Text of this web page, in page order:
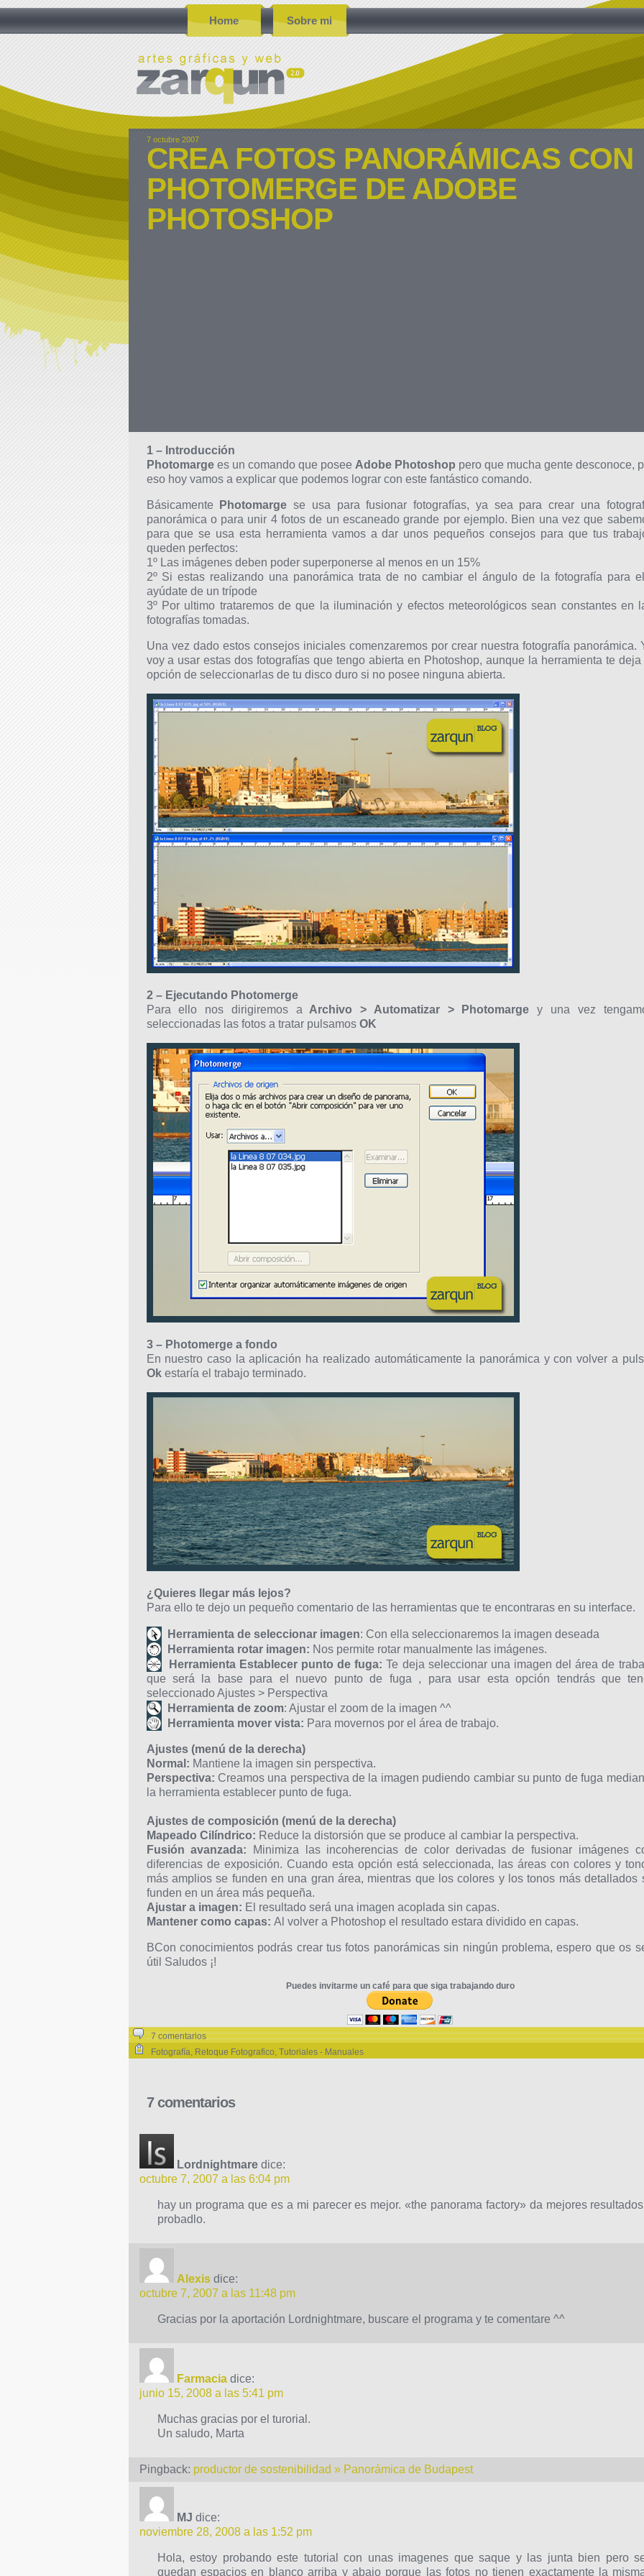
Home Sobre mi
7 octubre 2007
CREA FOTOS PANORÁMICAS CON
PHOTOMERGE DE ADOBE
PHOTOSHOP
1 – Introducción
Photomargees un comando que posee Adobe Photoshop pero que mucha gente desconoce,
eso hoy vamos a explicar que podemos lograr con este fantástico comando.
Básicamente Photomarge se usa para fusionar fotografías, ya sea para crear una
panorámica o para unir 4 fotos de un escaneado grande por ejemplo. Bien una vez que
para que se usa esta herramienta vamos a dar unos pequeños consejos para que tus
queden perfectos:
1º Las imágenes deben poder superponerse al menos en un 15%
2º Si estas realizando una panorámica trata de no cambiar el ángulo de la fotografía para
ayúdate de un trípode
3º Por ultimo trataremos de que la iluminación y efectos meteorológicos sean constantes en
fotografías tomadas.
Una vez dado estos consejos iniciales comenzaremos por crear nuestra fotografía panorámica.
voy a usar estas dos fotografías que tengo abierta en Photoshop, aunque la herramienta te deja
opción de seleccionarlas de tu disco duro si no posee ninguna abierta.
2 – Ejecutando Photomerge
Para ello nos dirigiremos a Archivo > Automatizar > Photomargey una vez
seleccionadas las fotos a tratar pulsamos OK
3 – Photomerge a fondo
En nuestro caso la aplicación ha realizado automáticamente la panorámica y con volver a
Okestaría el trabajo terminado.
¿Quieres llegar más lejos?
Para ello te dejo un pequeño comentario de las herramientas que te encontraras en su interface.
Herramienta de seleccionar imagen: Con ella seleccionaremos la imagen deseada
Herramienta rotar imagen: Nos permite rotar manualmente las imágenes.
Herramienta Establecer punto de fuga: Te deja seleccionar una imagen del área de
que será la base para el nuevo punto de fuga , para usar esta opción tendrás que
seleccionado Ajustes > Perspectiva
Herramienta de zoom: Ajustar el zoom de la imagen ^^
Herramienta mover vista: Para movernos por el área de trabajo.
Ajustes (menú de la derecha)
Normal: Mantiene la imagen sin perspectiva.
Perspectiva: Creamos una perspectiva de la imagen pudiendo cambiar su punto de fuga
la herramienta establecer punto de fuga.
Ajustes de composición (menú de la derecha)
Mapeado Cilíndrico: Reduce la distorsión que se produce al cambiar la perspectiva.
Fusión avanzada:
Minimiza las incoherencias de color derivadas de fusionar imágenes
diferencias de exposición. Cuando esta opción está seleccionada, las áreas con colores y
más amplios se funden en una gran área, mientras que los colores y los tonos más detallados
funden en un área más pequeña.
Ajustar a imagen: El resultado será una imagen acoplada sin capas.
Mantener como capas: Al volver a Photoshop el resultado estara dividido en capas.
BCon conocimientos podrás crear tus fotos panorámicas sin ningún problema, espero que os
útil Saludos ¡!
Puedes invitarme un café para que siga trabajando duro
7 comentarios
Fotografía, Retoque Fotografico, Tutoriales - Manuales
7 comentarios
Lordnightmare dice:
octubre 7, 2007 a las 6:04 pm
hay un programa que es a mi parecer es mejor. «the panorama factory» da mejores
probadlo.
Alexis dice:
octubre 7, 2007 a las 11:48 pm
Gracias por la aportación Lordnightmare, buscare el programa y te comentare ^^
Farmacia dice:
junio 15, 2008 a las 5:41 pm
Muchas gracias por el turorial.
Un saludo, Marta
Pingback: productor de sostenibilidad » Panorámica de Budapest
MJ dice:
noviembre 28, 2008 a las 1:52 pm
Hola, estoy probando este tutorial con unas imagenes que saque y las junta bien pero
quedan espacios en blanco arriba y abajo porque las fotos no tienen exactamente la